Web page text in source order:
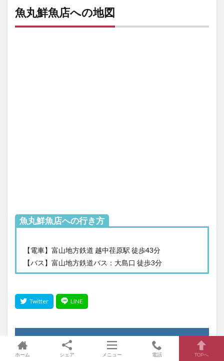
魚丸鮮魚店への地図
魚丸鮮魚店への行き方
【電車】富山地方鉄道 越中荏原駅 徒歩43分
【バス】富山地方鉄道バス：大島口 徒歩3分
ホーム シェア メニュー 電話 TOPへ